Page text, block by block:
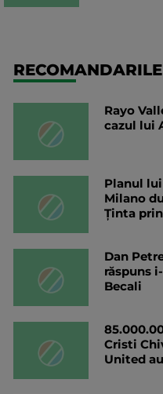
Rayo
cazul lui
Planul
Milano
Ținta
Dan
răspuns
Becali
Cristi
United